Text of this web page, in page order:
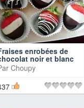
enrobées de
noir et blanc
Choupy